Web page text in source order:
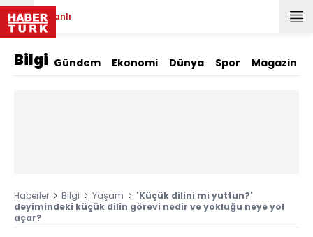
Canlı
Bilgi Gündem Ekonomi Dünya Spor Magazin
Haberler Bilgi Yaşam
'Küçük dilini mi yuttun?'
deyimindeki küçük dilin görevi nedir ve yokluğu neye yol
açar?